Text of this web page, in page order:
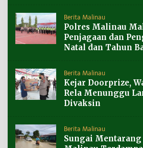
Berita Malinau
Polres Malinau
Penjagaan dan
Natal dan Tahun
Berita Malinau
Kejar Doorprize,
Rela Menunggu
Divaksin
Berita Malinau
Sungai